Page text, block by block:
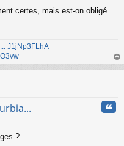
certes, mais est-on obligé
J1jNp3FLhA
au
?